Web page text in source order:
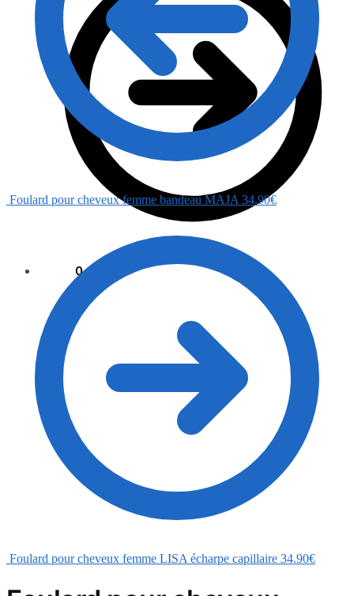
0
Foulard pour cheveux femme bandeau MAJA 34.90€
Foulard pour cheveux femme LISA écharpe capillaire 34.90€